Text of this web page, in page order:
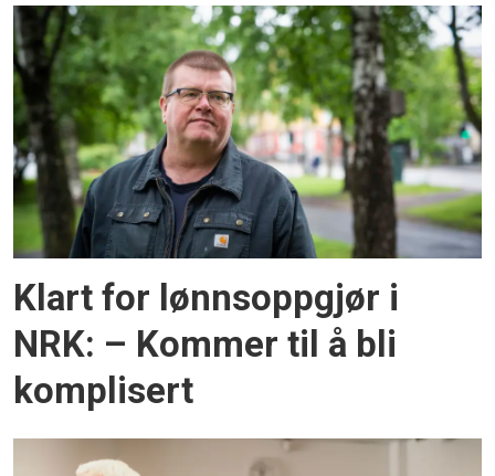
Klart for lønnsoppgjør i
NRK: – Kommer til å bli
komplisert